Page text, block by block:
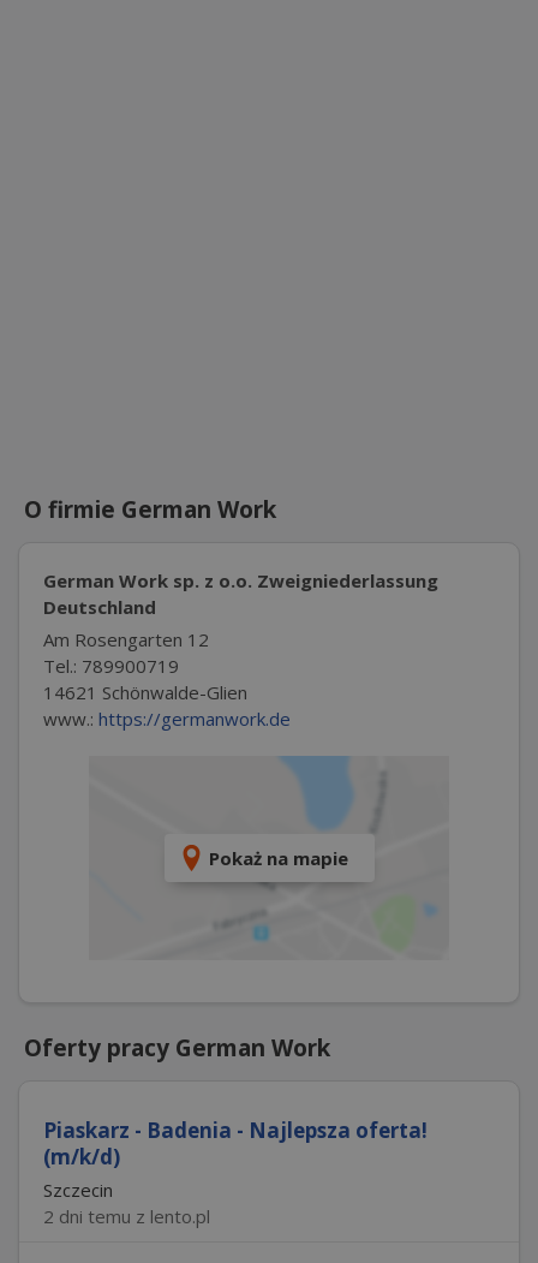
O firmie German Work
German Work sp. z o.o. Zweigniederlassung
Deutschland
Am Rosengarten 12
Tel.: 789900719
14621 Schönwalde-Glien
www.: https://germanwork.de
Pokaż na mapie
Oferty pracy German Work
Piaskarz - Badenia - Najlepsza oferta!
(m/k/d)
Szczecin
2 dni temu z lento.pl